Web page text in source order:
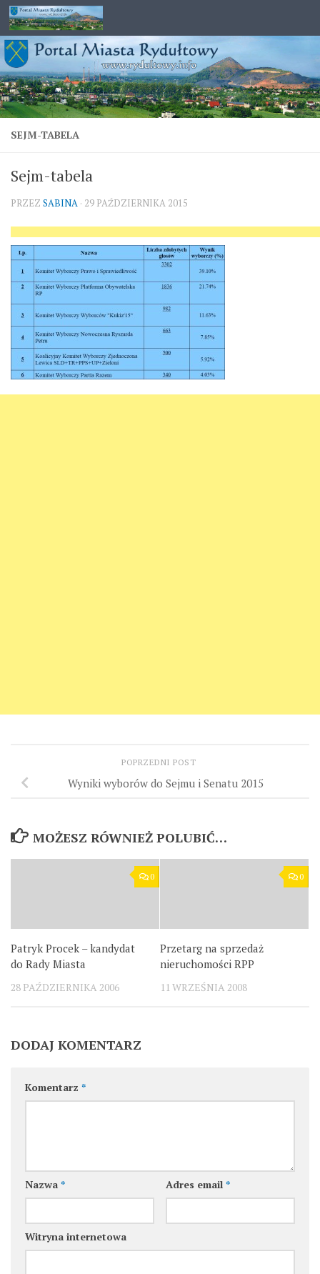
Przejdź do treści
SEJM-TABELA
Sejm-tabela
PRZEZ SABINA · 29 PAŹDZIERNIKA 2015
POPRZEDNI POST
Wyniki wyborów do Sejmu i Senatu 2015
MOŻESZ RÓWNIEŻ POLUBIĆ…
0
Patryk Procek – kandydat
do Rady Miasta
28 PAŹDZIERNIKA 2006
0
Przetarg na sprzedaż
nieruchomości RPP
11 WRZEŚNIA 2008
DODAJ KOMENTARZ
Komentarz *
Nazwa * Adres email *
Witryna internetowa